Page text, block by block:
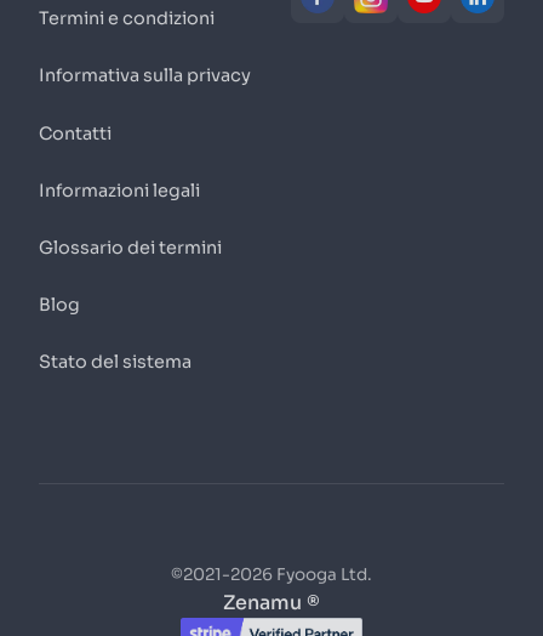
Termini e condizioni
Informativa sulla privacy
Contatti
Informazioni legali
Glossario dei termini
Blog
Stato del sistema
©2021-2026 Fyooga Ltd.
Zenamu ®